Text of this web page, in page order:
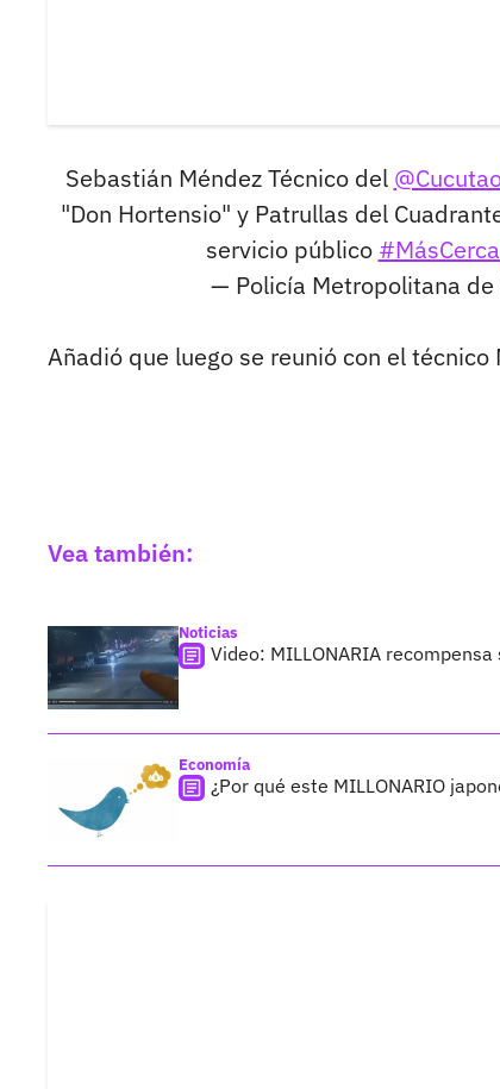
Sebastián Méndez Técnico del
"Don Hortensio" y Patrullas del
servicio público
— Policía Metropolitana de
Añadió que luego se reunió con el
Vea también:
Noticias
Video: MILLONARIA
Economía
¿Por qué este MILLONARIO